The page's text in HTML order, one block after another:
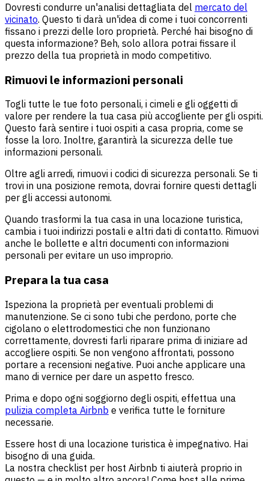
Dovresti condurre un'analisi dettagliata del mercato del
vicinato. Questo ti darà un'idea di come i tuoi concorrenti
fissano i prezzi delle loro proprietà. Perché hai bisogno di
questa informazione? Beh, solo allora potrai fissare il
prezzo della tua proprietà in modo competitivo.
Rimuovi le informazioni personali
Togli tutte le tue foto personali, i cimeli e gli oggetti di
valore per rendere la tua casa più accogliente per gli ospiti.
Questo farà sentire i tuoi ospiti a casa propria, come se
fosse la loro. Inoltre, garantirà la sicurezza delle tue
informazioni personali.
Oltre agli arredi, rimuovi i codici di sicurezza personali. Se ti
trovi in una posizione remota, dovrai fornire questi dettagli
per gli accessi autonomi.
Quando trasformi la tua casa in una locazione turistica,
cambia i tuoi indirizzi postali e altri dati di contatto. Rimuovi
anche le bollette e altri documenti con informazioni
personali per evitare un uso improprio.
Prepara la tua casa
Ispeziona la proprietà per eventuali problemi di
manutenzione. Se ci sono tubi che perdono, porte che
cigolano o elettrodomestici che non funzionano
correttamente, dovresti farli riparare prima di iniziare ad
accogliere ospiti. Se non vengono affrontati, possono
portare a recensioni negative. Puoi anche applicare una
mano di vernice per dare un aspetto fresco.
Prima e dopo ogni soggiorno degli ospiti, effettua una
pulizia completa Airbnb e verifica tutte le forniture
necessarie.
Essere host di una locazione turistica è impegnativo. Hai
bisogno di una guida.
La nostra checklist per host Airbnb ti aiuterà proprio in